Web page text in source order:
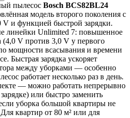
пылесос Bosch BCS82BL24
модель второго поколения с
V и функцией быстрой зарядки.
линейки Unlimited 7: повышенное
(4,0 V против 3,0 V у первого
мощности всасывания и времени
Быстрая зарядка ускоряет
между уборками — особенно
работает несколько раз в день.
— можно работать непрерывно
или быстро заменить
уборка большой квартиры не
квартир от 80 м² или для